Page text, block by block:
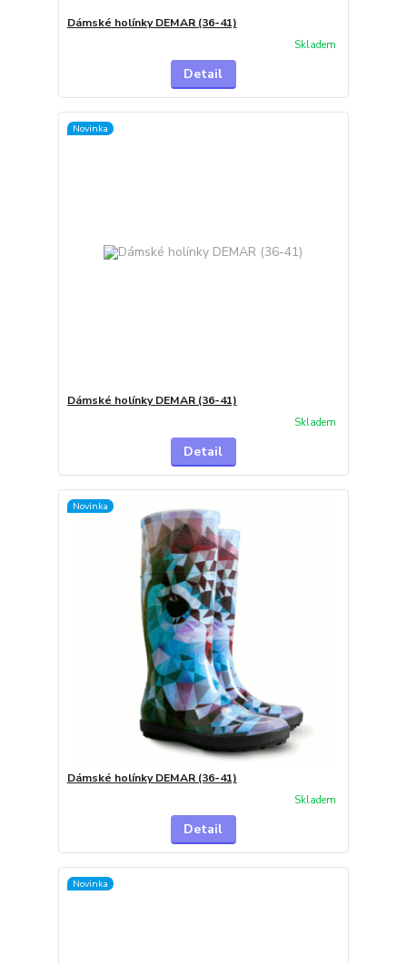
Dámské holínky DEMAR (36-41)
Skladem
Detail
Novinka
Dámské holínky DEMAR (36-41)
Skladem
Detail
Novinka
Dámské holínky DEMAR (36-41)
Skladem
Detail
Novinka